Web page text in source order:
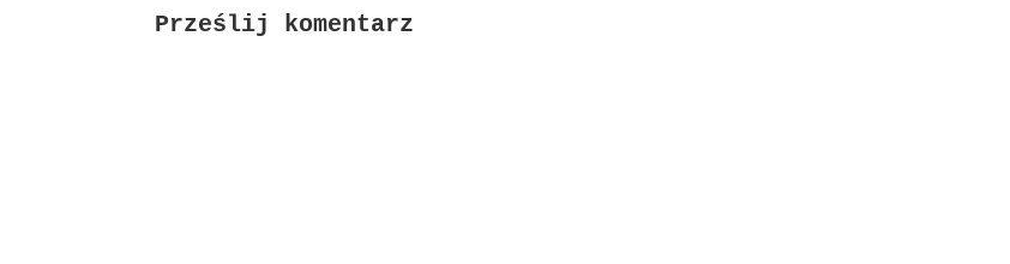
Prześlij komentarz